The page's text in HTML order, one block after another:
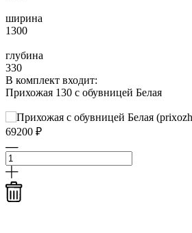
ширина
1300
глубина
330
В комплект входит:
Прихожая 130 с обувницей Белая
69200 ₽